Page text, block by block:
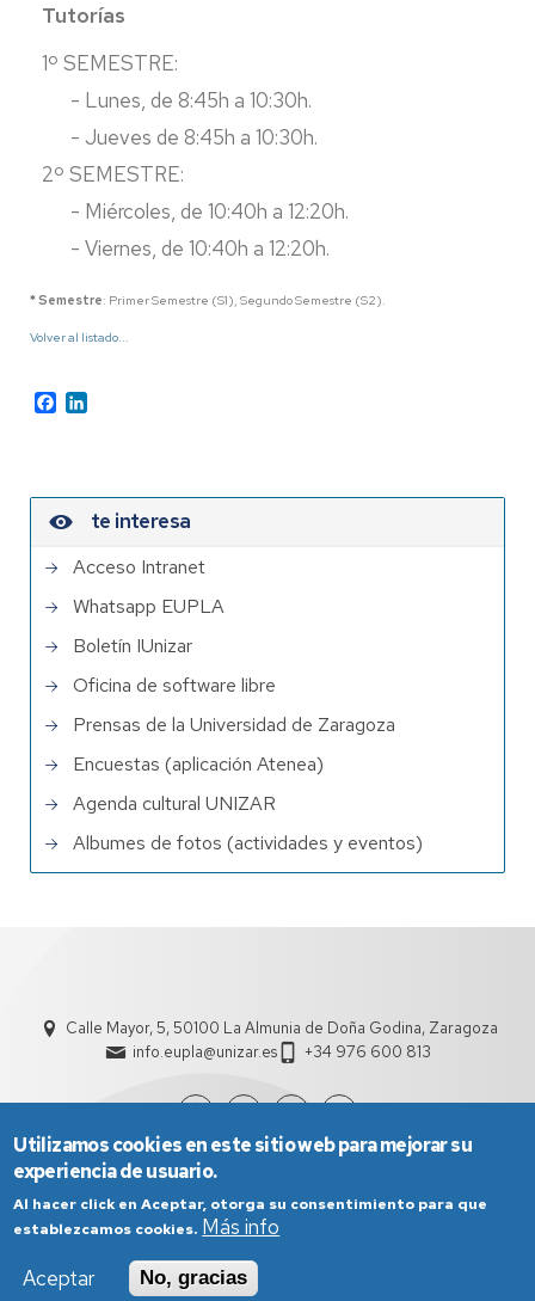
Tutorías
1º SEMESTRE:
- Lunes, de 8:45h a 10:30h.
- Jueves de 8:45h a 10:30h.
2º SEMESTRE:
- Miércoles, de 10:40h a 12:20h.
- Viernes, de 10:40h a 12:20h.
* Semestre: Primer Semestre (S1), Segundo Semestre (S2).
Volver al listado...
Facebook
te interesa
Acceso Intranet
Whatsapp EUPLA
Boletín IUnizar
Oficina de software libre
Prensas de la Universidad de Zaragoza
Encuestas (aplicación Atenea)
Agenda cultural UNIZAR
Albumes de fotos (actividades y eventos)
Calle Mayor, 5, 50100 La Almunia de Doña Godina, Zaragoza
info.eupla@unizar.es
+34 976 600 813
Aviso Legal
Condiciones generales de uso
Utilizamos cookies en este sitio web para mejorar su
experiencia de usuario.
Al hacer click en Aceptar, otorga su consentimiento para que
establezcamos cookies. Más info
Aceptar
No, gracias